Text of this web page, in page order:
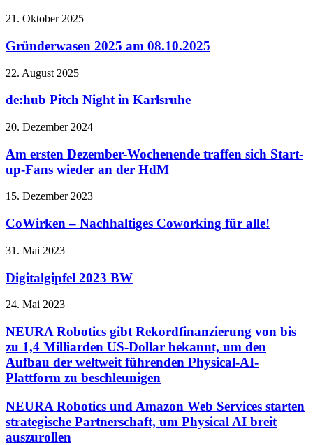
21. Oktober 2025
Gründerwasen 2025 am 08.10.2025
22. August 2025
de:hub Pitch Night in Karlsruhe
20. Dezember 2024
Am ersten Dezember-Wochenende traffen sich Start-
up-Fans wieder an der HdM
15. Dezember 2023
CoWirken – Nachhaltiges Coworking für alle!
31. Mai 2023
Digitalgipfel 2023 BW
24. Mai 2023
NEURA Robotics gibt Rekordfinanzierung von bis
zu 1,4 Milliarden US-Dollar bekannt, um den
Aufbau der weltweit führenden Physical-AI-
Plattform zu beschleunigen
NEURA Robotics und Amazon Web Services starten
strategische Partnerschaft, um Physical AI breit
auszurollen